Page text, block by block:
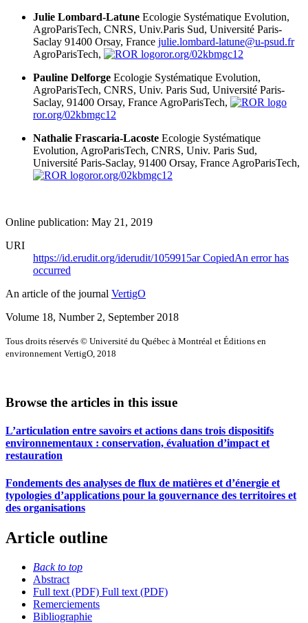
Julie Lombard-Latune Ecologie Systématique Evolution,
AgroParisTech, CNRS, Univ.Paris Sud, Université Paris-
Saclay 91400 Orsay, France julie.lombard-latune@u-psud.fr
AgroParisTech,
ror.org/02kbmgc12
Pauline Delforge Ecologie Systématique Evolution,
AgroParisTech, CNRS, Univ. Paris Sud, Université Paris-
Saclay, 91400 Orsay, France AgroParisTech,
ror.org/02kbmgc12
Nathalie Frascaria-Lacoste Ecologie Systématique
Evolution, AgroParisTech, CNRS, Univ. Paris Sud,
Université Paris-Saclay, 91400 Orsay, France AgroParisTech,
ror.org/02kbmgc12
Online publication: May 21, 2019
URI
https://id.erudit.org/iderudit/1059915arCopiedAn error has
occurred
An article of the journal VertigO
Volume 18, Number 2, September 2018
Tous droits réservés © Université du Québec à Montréal et Éditions en
environnement VertigO, 2018
Browse the articles in this issue
L’articulation entre savoirs et actions dans trois dispositifs
environnementaux : conservation, évaluation d’impact et
restauration
Fondements des analyses de flux de matières et d’énergie et
typologies d’applications pour la gouvernance des territoires et
des organisations
Article outline
Back to top
Abstract
Full text (PDF) Full text (PDF)
Remerciements
Bibliographie